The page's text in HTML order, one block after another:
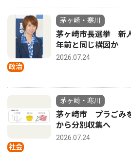
政治
茅ヶ崎・寒川
茅ヶ崎市長選挙 新
年前と同じ構図か
2026.07.24
社会
茅ヶ崎・寒川
茅ヶ崎市 プラごみ
から分別収集へ
2026.07.24